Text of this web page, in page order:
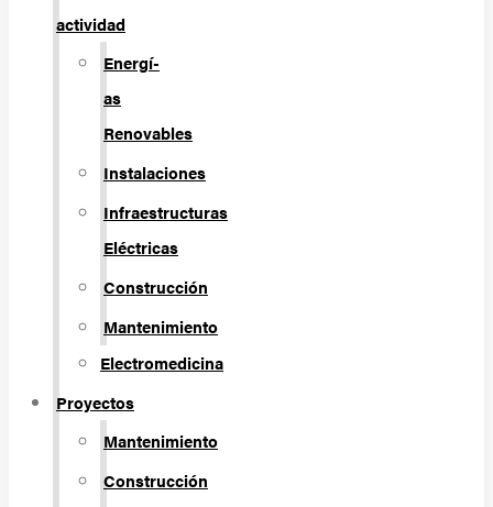
actividad
Energí­
as
Renovables
Instalaciones
Infraestructuras
Eléctricas
Construcción
Mantenimiento
Electromedicina
Proyectos
Mantenimiento
Construcción